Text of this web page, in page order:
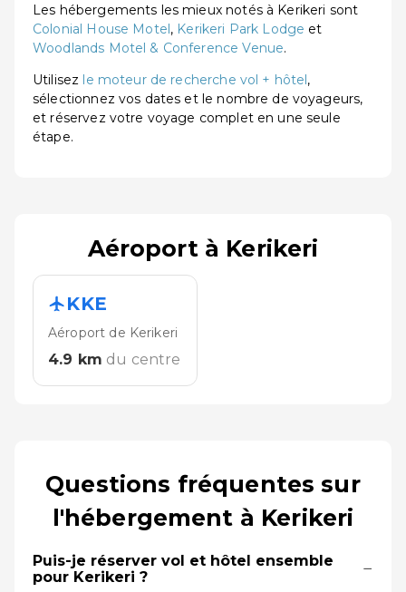
Les hébergements les mieux notés à Kerikeri sont
Colonial House Motel, Kerikeri Park Lodge et
Woodlands Motel & Conference Venue.
Utilisez le moteur de recherche vol + hôtel,
sélectionnez vos dates et le nombre de voyageurs,
et réservez votre voyage complet en une seule
étape.
Aéroport à Kerikeri
KKE
Aéroport de Kerikeri
4.9 km du centre
Questions fréquentes sur
l'hébergement à Kerikeri
Puis-je réserver vol et hôtel ensemble
pour Kerikeri ?
−